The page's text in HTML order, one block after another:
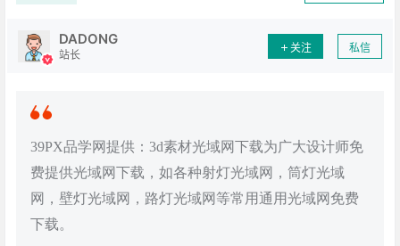
DADONG
站长
关注 私信
39PX品学网提供：3d素材光域网下载为广大设计师免
费提供光域网下载，如各种射灯光域网，筒灯光域
网，壁灯光域网，路灯光域网等常用通用光域网免费
下载。